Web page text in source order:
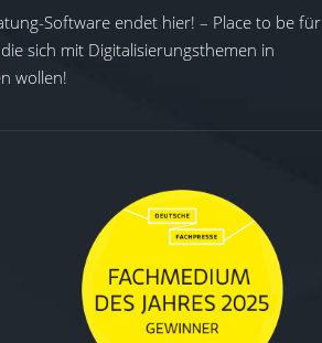
Software endet hier! – Place to be für
sich mit Digitalisierungsthemen in
wollen!